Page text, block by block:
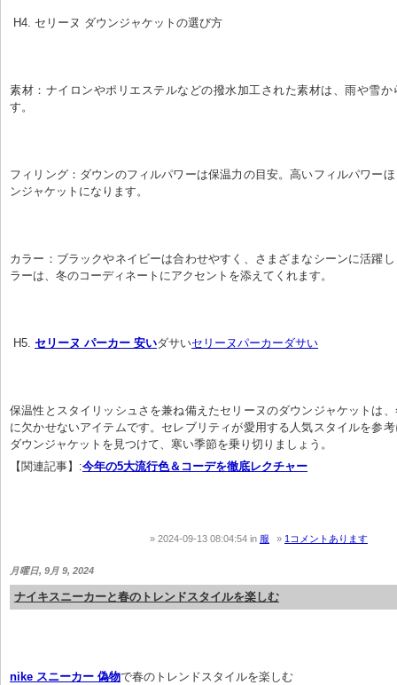
H4. セリーヌ ダウンジャケットの選び方
素材：ナイロンやポリエステルなどの撥水加工された素材は、雨や雪か
す。
フィリング：ダウンのフィルパワーは保温力の目安。高いフィルパワー
ンジャケットになります。
カラー：ブラックやネイビーは合わせやすく、さまざまなシーンに活躍
ラーは、冬のコーディネートにアクセントを添えてくれます。
H5. セリーヌ パーカー 安いダサいセリーヌパーカーダサい
保温性とスタイリッシュさを兼ね備えたセリーヌのダウンジャケットは
に欠かせないアイテムです。セレブリティが愛用する人気スタイルを参
ダウンジャケットを見つけて、寒い季節を乗り切りましょう。
【関連記事】:今年の5大流行色＆コーデを徹底レクチャー
2024-09-13 08:04:54 in 服 1コメントあります
月曜日, 9月 9, 2024
ナイキスニーカーと春のトレンドスタイルを楽しむ
nike スニーカー 偽物で春のトレンドスタイルを楽しむ